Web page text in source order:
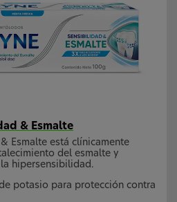
& Esmalte
Esmalte está clínicamente
del esmalte y
hipersensibilidad.
potasio para protección contra